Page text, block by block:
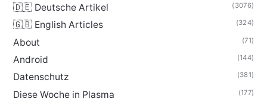
🇩🇪 Deutsche Artikel (3076)
🇬🇧 English Articles (324)
About (71)
Android (144)
Datenschutz (381)
Diese Woche in Plasma (177)